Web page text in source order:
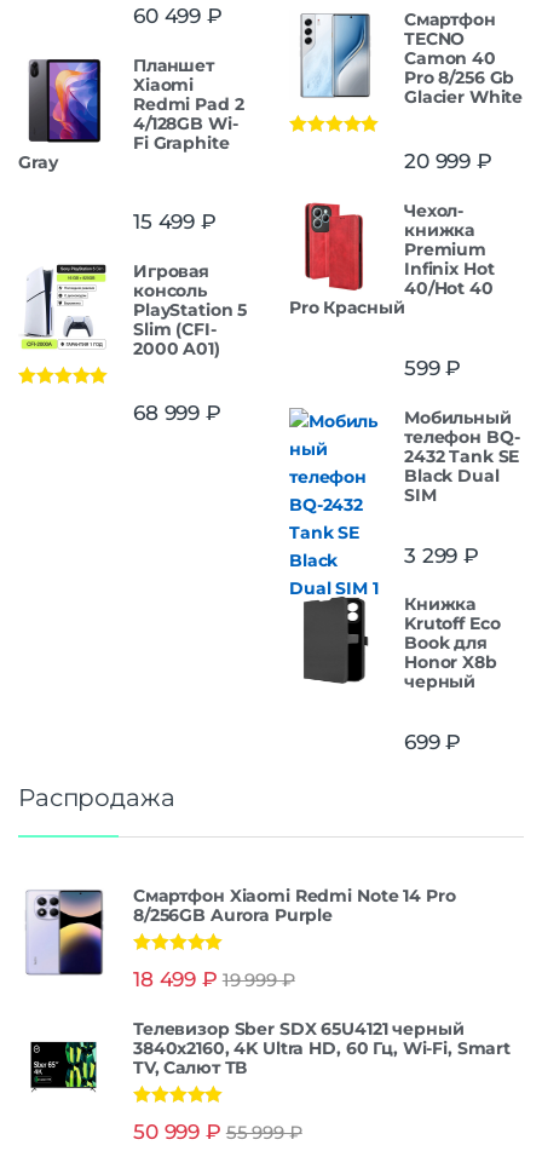
60 499 ₽
Планшет
Xiaomi
Redmi Pad 2
4/128GB Wi-
Fi Graphite
Gray
15 499 ₽
Игровая
консоль
PlayStation 5
Slim (CFI-
2000 A01)
68 999 ₽
Смартфон
TECNO
Camon 40
Pro 8/256 Gb
Glacier White
20 999 ₽
Чехол-
книжка
Premium
Infinix Hot
40/Hot 40
Pro Красный
599₽
Мобильный
телефон BQ-
2432 Tank SE
Black Dual
SIM
3 299 ₽
Книжка
Krutoff Eco
Book для
Honor X8b
черный
699₽
Распродажа
Смартфон Xiaomi Redmi Note 14 Pro
8/256GB Aurora Purple
из 5
18 499 ₽ 19 999₽
Телевизор Sber SDX 65U4121 черный
3840x2160, 4K Ultra HD, 60 Гц, Wi-Fi, Smart
TV, Салют ТВ
из 5
50 999 ₽ 55 999₽